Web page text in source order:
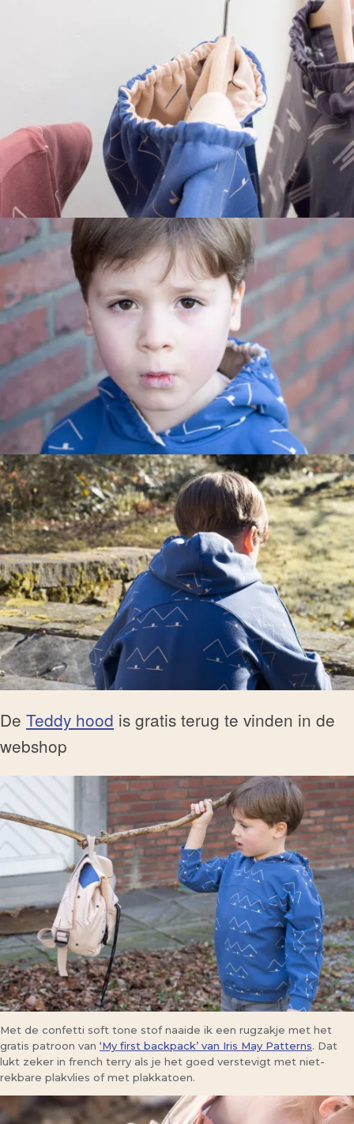
De Teddy hood is gratis terug te vinden in de
webshop
Met de confetti soft tone stof naaide ik een rugzakje met het
gratis patroon van ‘My first backpack’ van Iris May Patterns. Dat
lukt zeker in french terry als je het goed verstevigt met niet-
rekbare plakvlies of met plakkatoen.